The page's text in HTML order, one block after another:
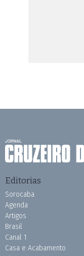
Editorias
Sorocaba
Agenda
Artigos
Brasil
Canal 1
Casa e Acabamento